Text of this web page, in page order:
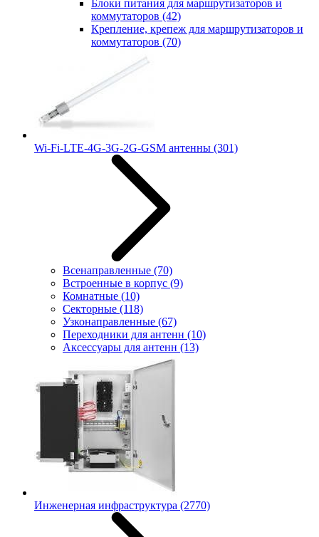
Блоки питания для маршрутизаторов и
коммутаторов (42)
Крепление, крепеж для маршрутизаторов и
коммутаторов (70)
Wi-Fi-LTE-4G-3G-2G-GSM антенны (301)
Всенаправленные (70)
Встроенные в корпус (9)
Комнатные (10)
Секторные (118)
Узконаправленные (67)
Переходники для антенн (10)
Аксессуары для антенн (13)
Инженерная инфраструктура (2770)